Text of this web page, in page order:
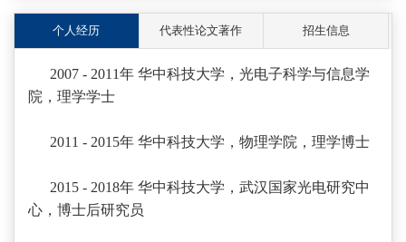
个人经历 代表性论文著作 招生信息
2007 - 2011年 华中科技大学，光电子科学与信息学
院，理学学士
2011 - 2015年 华中科技大学，物理学院，理学博士
2015 - 2018年 华中科技大学，武汉国家光电研究中
心，博士后研究员